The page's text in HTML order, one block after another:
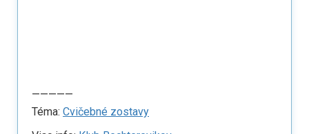
—————
Téma: Cvičebné zostavy